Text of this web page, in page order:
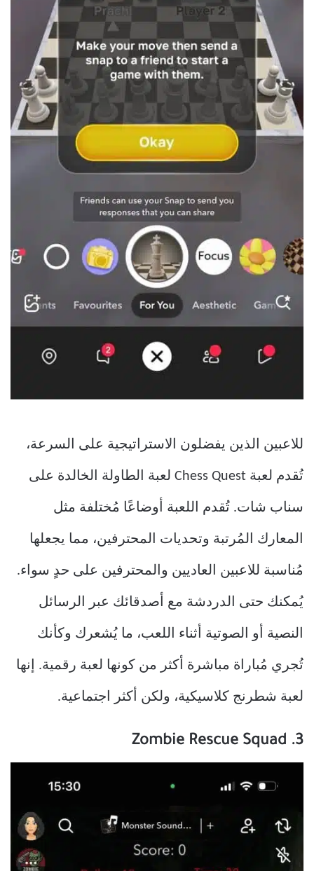
للاعبين الذين يفضلون الاستراتيجية على السرعة،
تُقدم لعبة Chess Quest لعبة الطاولة الخالدة على
سناب شات. تُقدم اللعبة أوضاعًا مُختلفة مثل
المعارك المُرتبة وتحديات المحترفين، مما يجعلها
مُناسبة للاعبين العاديين والمحترفين على حدٍ سواء.
يُمكنك حتى الدردشة مع أصدقائك عبر الرسائل
النصية أو الصوتية أثناء اللعب، ما يُشعرك وكأنك
تُجري مُباراة مباشرة أكثر من كونها لعبة رقمية. إنها
لعبة شطرنج كلاسيكية، ولكن أكثر اجتماعية.
3. Zombie Rescue Squad